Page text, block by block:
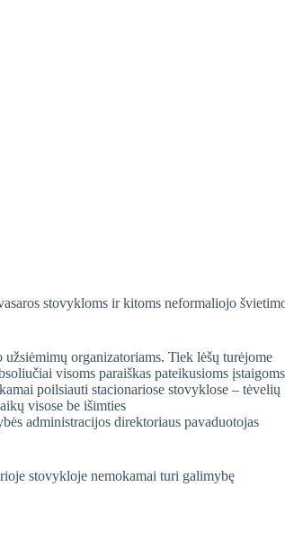
stovykloms ir kitoms neformaliojo
organizatoriams. Tiek lėšų turėjome
visoms paraiškas pateikusioms įstaigoms
poilsiauti stacionariose stovyklose – tėvelių
visose be išimties
administracijos direktoriaus pavaduotojas
stovykloje nemokamai turi galimybę